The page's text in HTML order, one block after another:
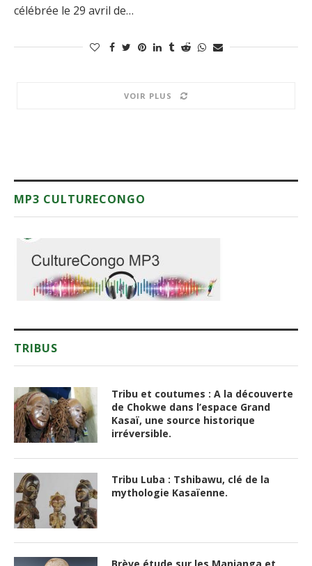
célébrée le 29 avril de…
VOIR PLUS
MP3 CULTURECONGO
TRIBUS
Tribu et coutumes : A la découverte
de Chokwe dans l’espace Grand
Kasaï, une source historique
irréversible.
Tribu Luba : Tshibawu, clé de la
mythologie Kasaïenne.